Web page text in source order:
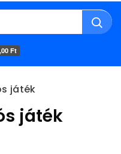
Ft
játék
játék